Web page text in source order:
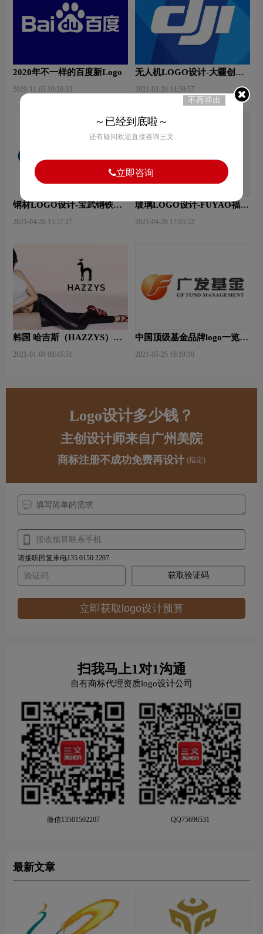
2020年不一样的百度新Logo
2020-11-05 10:20:33
无人机LOGO设计-大疆创新
2021-03-24 14:39:57
钢材LOGO设计-宝武钢铁品
2021-04-28 15:57:27
玻璃LOGO设计-FUYAO福耀
2021-04-28 17:05:52
韩国 哈吉斯（HAZZYS）品
2021-01-08 08:45:51
中国顶级基金品牌logo一览：
2021-05-25 16:19:10
Logo设计多少钱？
主创设计师来自广州美院
商标注册不成功免费再设计 (指定)
请接听回复来电135 0150 2207
获取验证码
立即获取logo设计预算
扫我马上1对1沟通
自有商标代理资质logo设计公司
微信13501502207 QQ75696531
最新文章
不再弹出
～已经到底啦～
还有疑问欢迎直接咨询三文
立即咨询